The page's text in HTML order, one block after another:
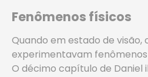
Fenômenos físicos
Quando em estado de visão,
experimentavam
O décimo capítulo de Daniel